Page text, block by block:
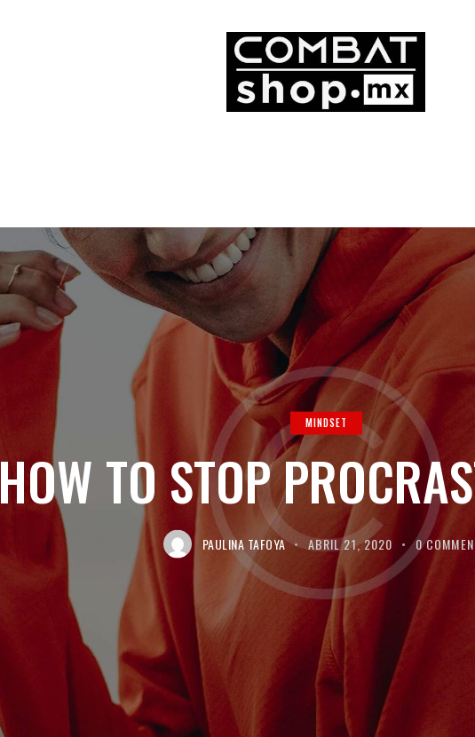
MINDSET
HOW TO STOP
PAULINA TAFOYA ABRIL 21, 2020 0